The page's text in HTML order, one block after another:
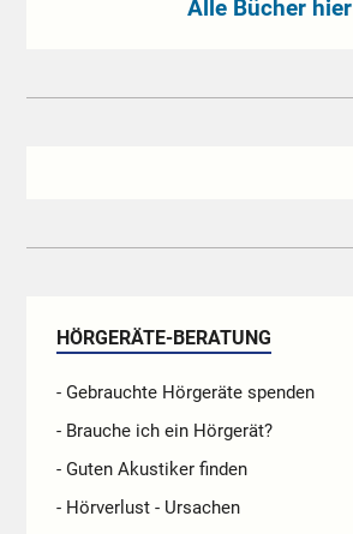
Alle Bücher hier
HÖRGERÄTE-BERATUNG
- Gebrauchte Hörgeräte spenden
- Brauche ich ein Hörgerät?
- Guten Akustiker finden
- Hörverlust - Ursachen